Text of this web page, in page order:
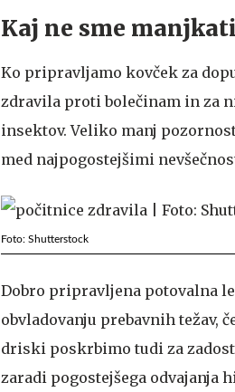
Kaj ne sme
Ko pripravljamo kovček za
zdravila proti bolečinam in za
insektov. Veliko manj
med najpogostejšimi
Foto: Shutterstock
Dobro pripravljena potovalna
obvladovanju prebavnih težav,
driski poskrbimo tudi za
zaradi pogostejšega odvajanja